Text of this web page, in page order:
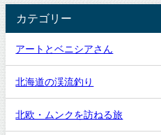
カテゴリー
アートとベニシアさん
北海道の渓流釣り
北欧・ムンクを訪ねる旅